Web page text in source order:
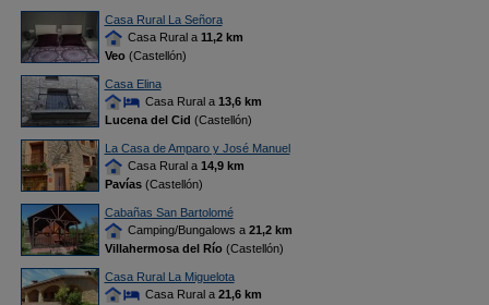
Casa Rural La Señora
Casa Rural a 11,2 km
Veo(Castellón)
Casa Elina
Casa Rural a 13,6 km
Lucena del Cid (Castellón)
La Casa de Amparo y José Manuel
Casa Rural a 14,9 km
Pavías(Castellón)
Cabañas San Bartolomé
Camping/Bungalows a 21,2 km
Villahermosa del Río(Castellón)
Casa Rural La Miguelota
Casa Rural a 21,6 km